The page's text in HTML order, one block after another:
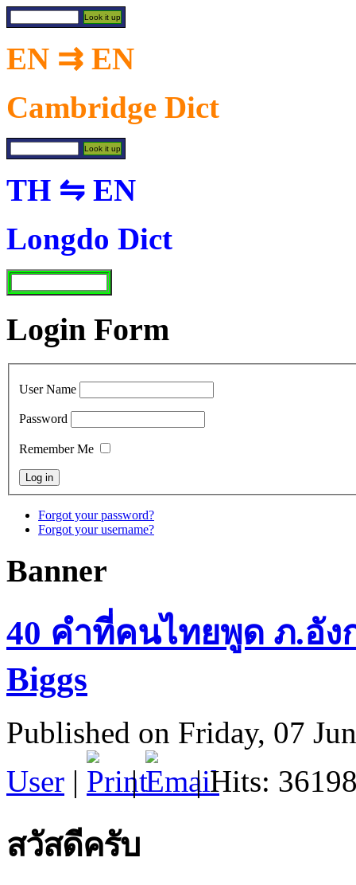
EN ⇉ EN
Cambridge Dict
TH ⇋ EN
Longdo Dict
Login Form
User Name
Password
Remember Me
Forgot your password?
Forgot your username?
Banner
40 คำที่คนไทยพูด ภ.อัง
Biggs
Published on Friday, 07
User | | | Hits:
สวัสดีครับ